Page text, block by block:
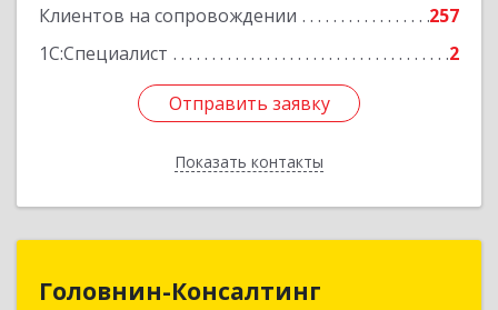
Клиентов на сопровождении
257
1С:Специалист
2
Отправить заявку
Показать контакты
Отправить заявку
Назад
Головнин-Консалтинг